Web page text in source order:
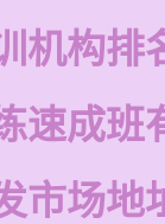
机构排
速成班
市场地